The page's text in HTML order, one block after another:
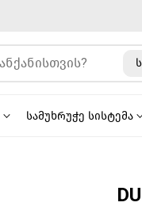
სამუხრუჭე სისტემა